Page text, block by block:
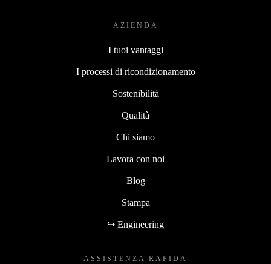
AZIENDA
I tuoi vantaggi
I processi di ricondizionamento
Sostenibilità
Qualità
Chi siamo
Lavora con noi
Blog
Stampa
↪ Engineering
ASSISTENZA RAPIDA